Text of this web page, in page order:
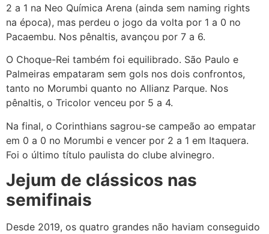
2 a 1 na Neo Química Arena (ainda sem naming rights
na época), mas perdeu o jogo da volta por 1 a 0 no
Pacaembu. Nos pênaltis, avançou por 7 a 6.
O Choque-Rei também foi equilibrado. São Paulo e
Palmeiras empataram sem gols nos dois confrontos,
tanto no Morumbi quanto no Allianz Parque. Nos
pênaltis, o Tricolor venceu por 5 a 4.
Na final, o Corinthians sagrou-se campeão ao empatar
em 0 a 0 no Morumbi e vencer por 2 a 1 em Itaquera.
Foi o último título paulista do clube alvinegro.
Jejum de clássicos nas
semifinais
Desde 2019, os quatro grandes não haviam conseguido